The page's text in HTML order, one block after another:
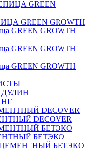
GREEN GROWTH
GREEN GROWTH
GREEN GROWTH
GREEN GROWTH
DECOVER
БЕТЭКО
БЕТЭКО